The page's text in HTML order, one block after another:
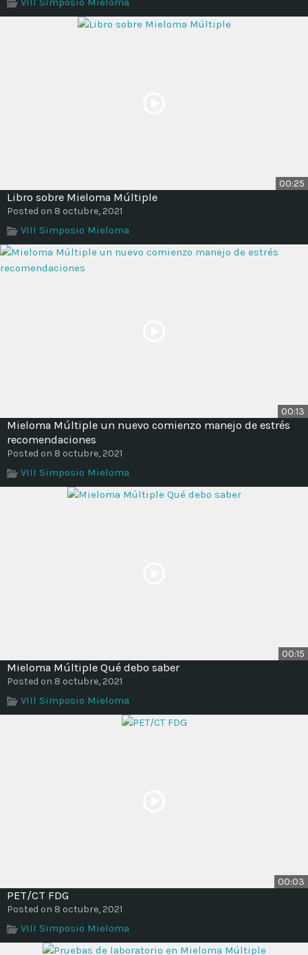
00:25
Libro sobre Mieloma Múltiple
Posted on 8 octubre, 2021
VIII Simposio Mieloma
00:13
Mieloma Múltiple un nuevo comienzo manejo de estrés
recomendaciones
Posted on 8 octubre, 2021
VIII Simposio Mieloma
00:15
Mieloma Múltiple Qué debo saber
Posted on 8 octubre, 2021
VIII Simposio Mieloma
00:03
PET/CT FDG
Posted on 8 octubre, 2021
VIII Simposio Mieloma